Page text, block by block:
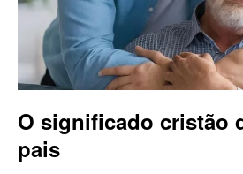
O significado cristão
pais